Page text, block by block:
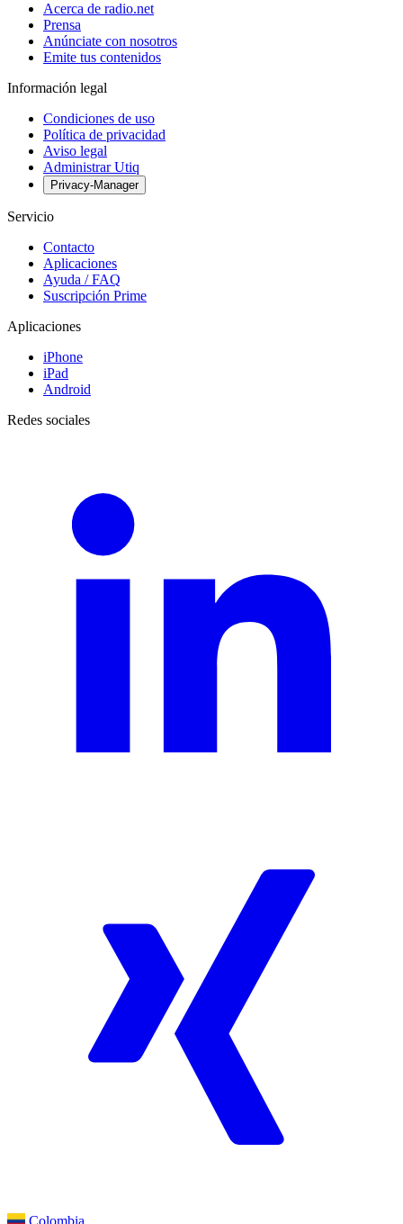
Acerca de radio.net
Prensa
Anúnciate con nosotros
Emite tus contenidos
Información legal
Condiciones de uso
Política de privacidad
Aviso legal
Administrar Utiq
Privacy-Manager
Servicio
Contacto
Aplicaciones
Ayuda / FAQ
Suscripción Prime
Aplicaciones
iPhone
iPad
Android
Redes sociales